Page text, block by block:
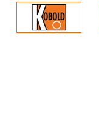
- Nhiệt độ hoạt
- Độ chính xác: